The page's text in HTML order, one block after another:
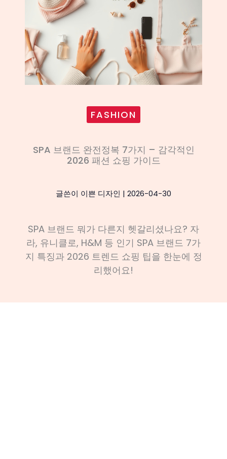
FASHION
SPA 브랜드 완전정복 7가지 – 감각적인
2026 패션 쇼핑 가이드
글쓴이 이쁜 디자인 | 2026-04-30
SPA 브랜드 뭐가 다른지 헷갈리셨나요? 자
라, 유니클로, H&M 등 인기 SPA 브랜드 7가
지 특징과 2026 트렌드 쇼핑 팁을 한눈에 정
리했어요!